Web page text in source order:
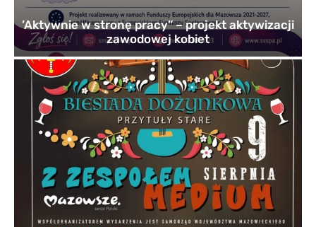
’Aktywnie w stronę pracy” – projekt aktywizacji
zawodowej kobiet